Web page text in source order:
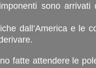
sono arrivati
dall’America e le
fatte attendere le